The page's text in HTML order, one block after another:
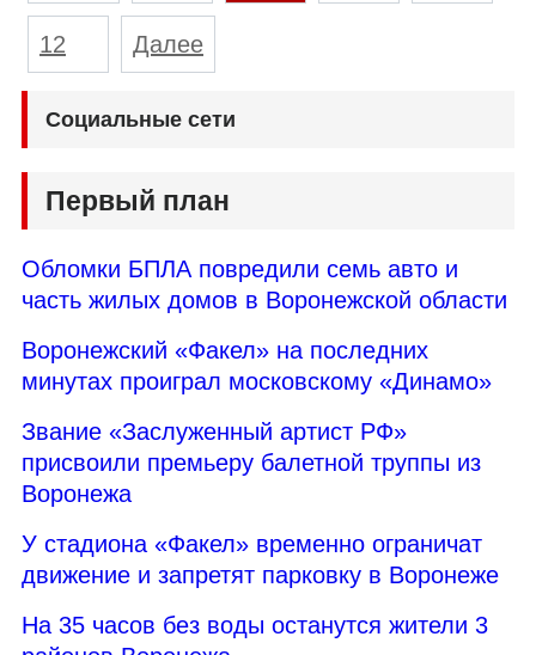
12 Далее
Социальные сети
Первый план
Обломки БПЛА повредили семь авто и
часть жилых домов в Воронежской области
Воронежский «Факел» на последних
минутах проиграл московскому «Динамо»
Звание «Заслуженный артист РФ»
присвоили премьеру балетной труппы из
Воронежа
У стадиона «Факел» временно ограничат
движение и запретят парковку в Воронеже
На 35 часов без воды останутся жители 3